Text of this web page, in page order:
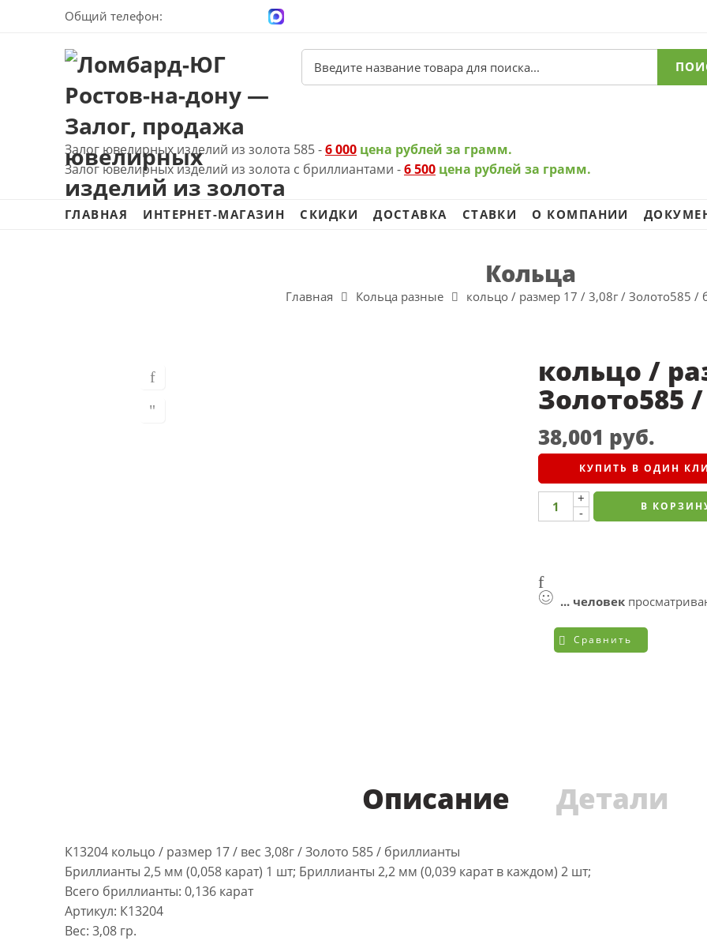
Общий телефон:
Залог ювелирных изделий из золота 585 -6 000 цена рублей за грамм.
Залог ювелирных изделий из золота с бриллиантами -6 500 цена рублей за грамм.
ГЛАВНАЯ ИНТЕРНЕТ-МАГАЗИН СКИДКИ ДОСТАВКА СТАВКИ О КОМПАНИИ
Кольца
Главная Кольца разные кольцо / размер 17 / 3,08г / Золото585 /
кольцо /
Золото585
38,001 руб.
КУПИТЬ В ОДИН
+
-
В
... человек
Сравнить
Описание Детали
К13204 кольцо / размер 17 / вес 3,08г / Золото 585 / бриллианты
Бриллианты 2,5 мм (0,058 карат) 1 шт; Бриллианты 2,2 мм (0,039 карат в каждом) 2 шт;
Всего бриллианты: 0,136 карат
Артикул: К13204
Вес: 3,08 гр.